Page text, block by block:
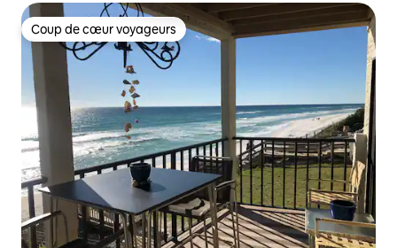
Coup de cœur voyageurs
Coup de cœur voyageurs